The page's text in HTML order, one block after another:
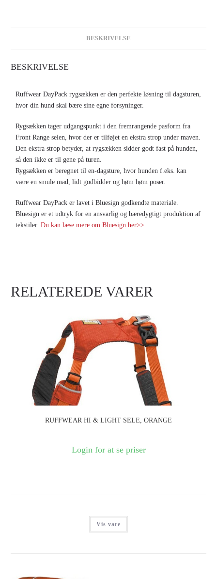
BESKRIVELSE
BESKRIVELSE
Ruffwear DayPack rygsækken er den perfekte løsning til dagsturen,
hvor din hund skal bære sine egne forsyninger.
Rygsækken tager udgangspunkt i den fremrangende pasform fra
Front Range selen, hvor der er tilføjet en ekstra strop under maven.
Den ekstra strop betyder, at rygsækken sidder godt fast på hunden,
så den ikke er til gene på turen.
Rygsækken er beregnet til en-dagsture, hvor hunden f.eks. kan
være en smule mad, lidt godbidder og høm høm poser.
Ruffwear DayPack er lavet i Bluesign godkendte materiale.
Bluesign er et udtryk for en ansvarlig og bæredygtigt produktion af
tekstiler.Du kan læse mere om Bluesign her>>
RELATEREDE VARER
RUFFWEAR HI & LIGHT SELE, ORANGE
Login for at se priser
Vis vare